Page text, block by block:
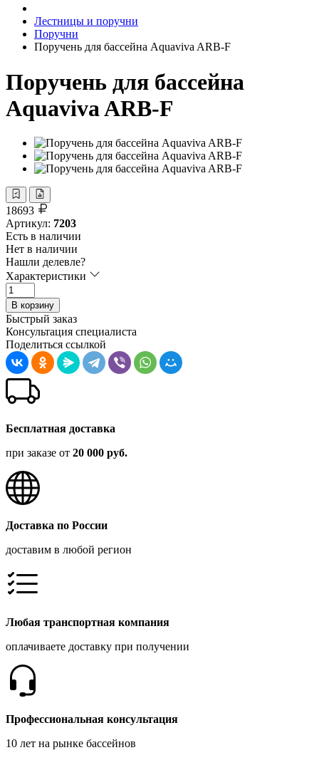
Лестницы и поручни
Поручни
Поручень для бассейна Aquaviva ARB-F
Поручень для бассейна
Aquaviva ARB-F
18693
Артикул: 7203
Есть в наличии
Нет в наличии
Нашли делевле?
Характеристики
В корзину
Быстрый заказ
Консультация специалиста
Поделиться ссылкой
Бесплатная доставка
при заказе от 20 000 руб.
Доставка по России
доставим в любой регион
Любая транспортная компания
оплачиваете доставку при получении
Профессиональная консультация
10 лет на рынке бассейнов